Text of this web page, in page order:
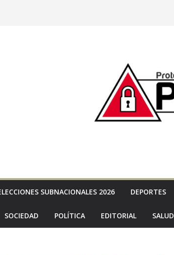
SUBNACIONALES 2026 DEPORTES
SOCIEDAD POLÍTICA EDITORIAL SALUD